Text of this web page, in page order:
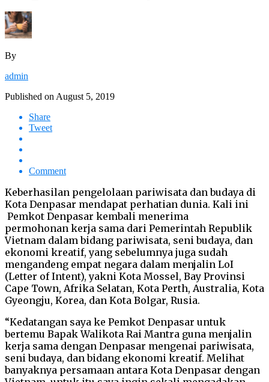
By
admin
Published on August 5, 2019
Share
Tweet
Comment
Keberhasilan pengelolaan pariwisata dan budaya di
Kota Denpasar mendapat perhatian dunia. Kali ini
Pemkot Denpasar kembali menerima
permohonan kerja sama dari Pemerintah Republik
Vietnam dalam bidang pariwisata, seni budaya, dan
ekonomi kreatif, yang sebelumnya juga sudah
mengandeng empat negara dalam menjalin LoI
(Letter of Intent), yakni Kota Mossel, Bay Provinsi
Cape Town, Afrika Selatan, Kota Perth, Australia, Kota
Gyeongju, Korea, dan Kota Bolgar, Rusia.
“Kedatangan saya ke Pemkot Denpasar untuk
bertemu Bapak Walikota Rai Mantra guna menjalin
kerja sama dengan Denpasar mengenai pariwisata,
seni budaya, dan bidang ekonomi kreatif. Melihat
banyaknya persamaan antara Kota Denpasar dengan